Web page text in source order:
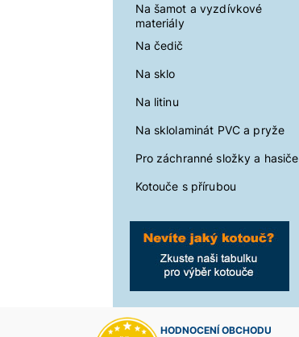
Na šamot a vyzdívkové
materiály
Na čedič
Na sklo
Na litinu
Na sklolaminát PVC a pryže
Pro záchranné složky a hasiče
Kotouče s přírubou
HODNOCENÍ OBCHODU